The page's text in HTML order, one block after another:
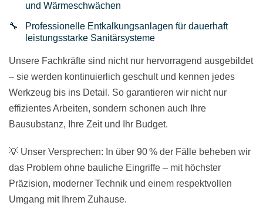
und Wärmeschwächen
Professionelle Entkalkungsanlagen für dauerhaft
leistungsstarke Sanitärsysteme
Unsere Fachkräfte sind nicht nur hervorragend ausgebildet
– sie werden kontinuierlich geschult und kennen jedes
Werkzeug bis ins Detail. So garantieren wir nicht nur
effizientes Arbeiten, sondern schonen auch Ihre
Bausubstanz, Ihre Zeit und Ihr Budget.
💡 Unser Versprechen: In über 90 % der Fälle beheben wir
das Problem ohne bauliche Eingriffe – mit höchster
Präzision, moderner Technik und einem respektvollen
Umgang mit Ihrem Zuhause.